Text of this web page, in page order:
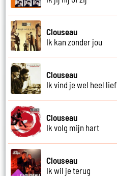
Clouseau
Ik kan zonder jou
Clouseau
Ik vind je wel heel lief
Clouseau
Ik volg mijn hart
Clouseau
Ik wil je terug